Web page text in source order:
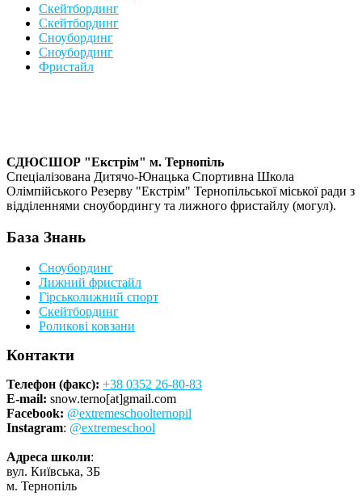
Скейтбординг
Скейтбординг
Сноубординг
Сноубординг
Фристайл
СДЮСШОР "Екстрім" м. Тернопіль
Спеціалізована Дитячо-Юнацька Спортивна Школа
Олімпійського Резерву "Екстрім" Тернопільської міської ради з
відділеннями сноубордингу та лижного фристайлу (могул).
База Знань
Сноубординг
Лижний фристайл
Гірськолижний спорт
Скейтбординг
Роликові ковзани
Контакти
Телефон (факс): +38 0352 26-80-83
E-mail: snow.terno[at]gmail.com
Facebook: @extremeschoolternopil
Instagram: @extremeschool
Адреса школи:
вул. Київська, 3Б
м. Тернопіль